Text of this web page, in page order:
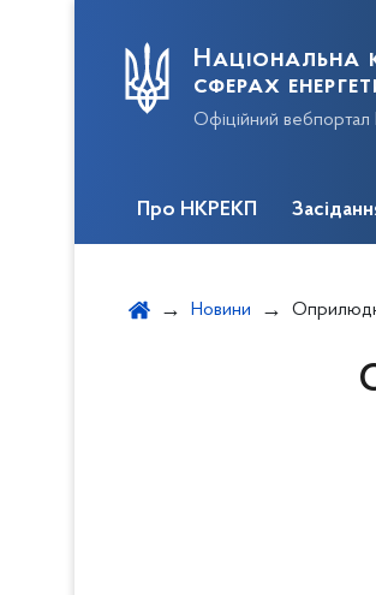
Національна
сферах
Офіційний вебпортал
Про НКРЕКП
Новини Оприлюднюються результати відкритого